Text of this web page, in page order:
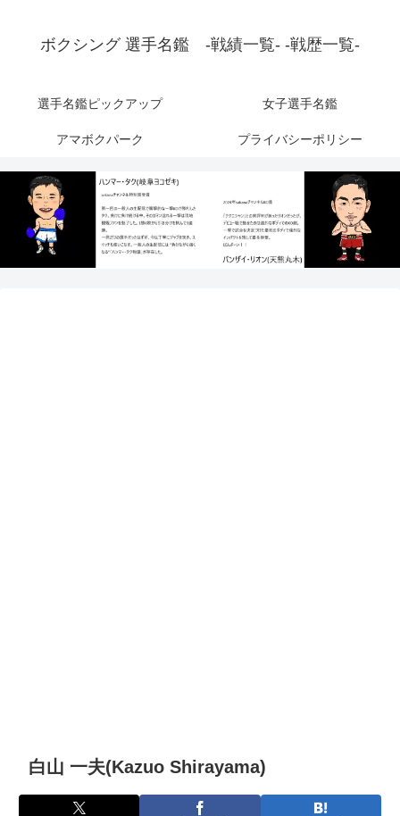
ボクシング 選手名鑑 -戦績一覧- -戦歴一覧-
選手名鑑ピックアップ 女子選手名鑑
アマボクパーク プライバシーポリシー
白山 一夫(Kazuo Shirayama)